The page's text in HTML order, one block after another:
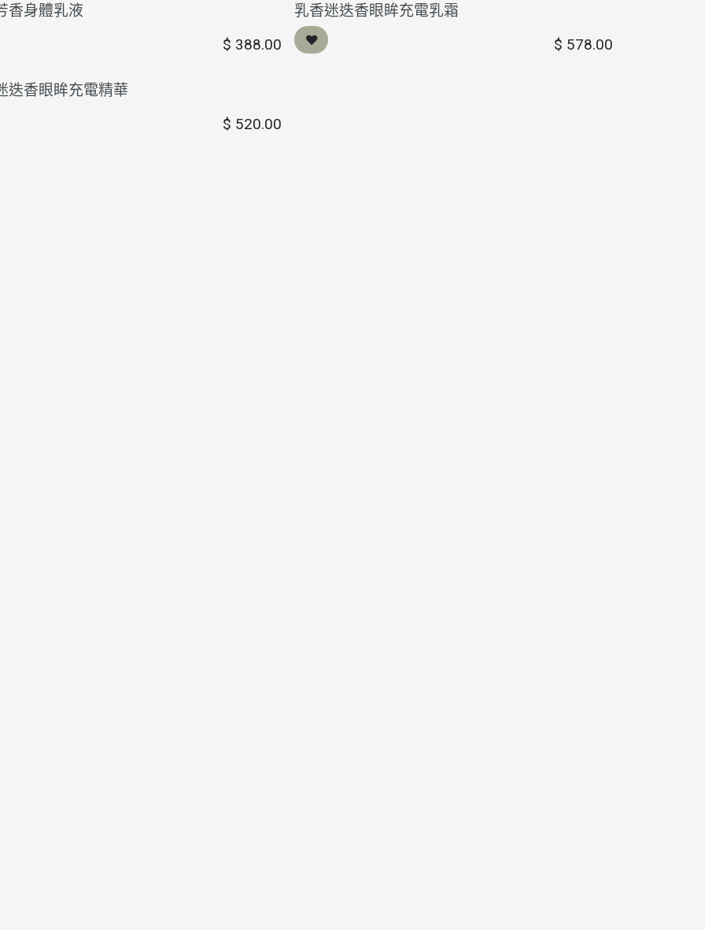
香身體乳液
$ 388.00
乳香迷迭香眼眸充電乳霜
$ 578.00
迭香眼眸充電精華
$ 520.00